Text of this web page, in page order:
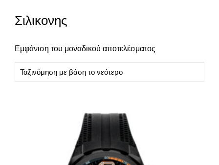
Σιλικονης
Εμφάνιση του μοναδικού αποτελέσματος